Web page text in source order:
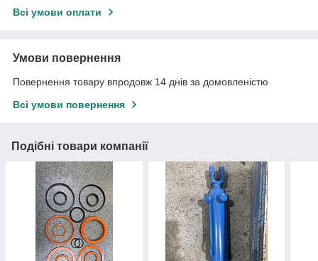
Всі умови оплати
Умови повернення
Повернення товару впродовж 14 днів за домовленістю
Всі умови повернення
Подібні товари компанії